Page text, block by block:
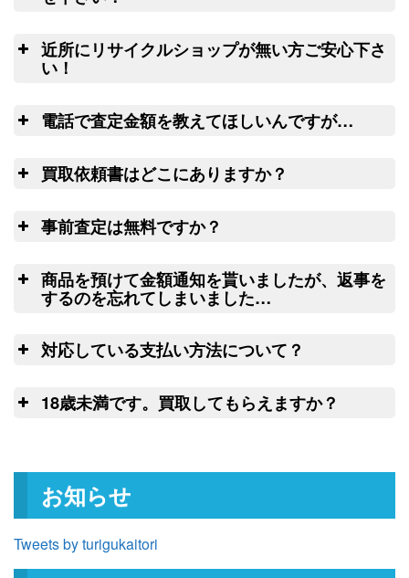
turi20260303
尺 未使用
釣具買取クーポン
22,500円
2026/03/07
ダイワ ヘラ竿 枯法師 14尺 未使用
turi20260305（2026/03/31迄）
13,000円
14尺 未使用
釣具買取クーポン
turi20260221-
01
（2026/03/31迄）
和竿 蟹歩 別選硬式 寒蕾 銀朱総塗
9.2尺 未使用
釣具買取クーポン turi20260221-
02
（2026/03/31迄）
42,000円
未使用
2026/02/21
和竿 源竿師 名匠 十三 13尺 未使
釣具買取クーポンturi20260221-
04（2026/03/31迄）
27,000円
和竿 竿かづ へチ チヌ 7尺7寸 未
10,500円
釣竿を入れる無料梱包キッ
トのお取寄サービス
良
ご心配な送る送
得価格でご満足いただけます。お買取り
処分料はかかりません。
近所にリサイクルショップが無い方ご安心下さ
い！
全
リール
や釣り竿を梱包するダンボール、ケース
の無料配送サービス
電話で査定金額を教えてほしいんですが…
電
ブ
LINE
買取依頼書はどこにありますか？
こ ちら(PDF)
ウェブフォーム
事前査定は無料ですか？
は
商品を預けて金額通知を貰いましたが、返事を
するのを忘れてしまいました…
査
日以上連絡がつかない場合には、弊社に
て任意に物品を処分させていただきま
対応している支払い方法について？
ゆ
18歳未満です。買取してもらえますか？
お知らせ
Tweets by turigukaitori